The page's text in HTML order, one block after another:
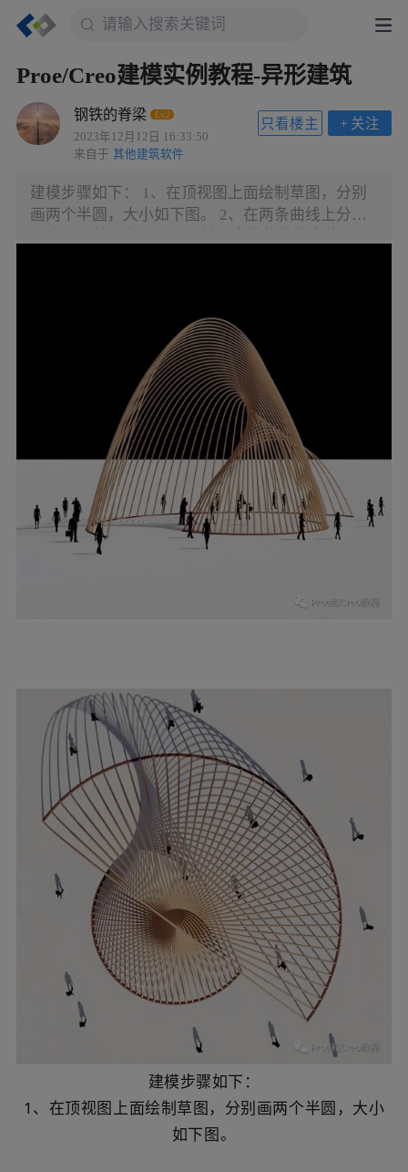
Proe/Creo建模实例教程-异形建筑
钢铁的脊梁 Lv.2
2023年12月12日 16:33:50
来自于 其他建筑软件
+ 关注
只看楼主
建模步骤如下： 1、在顶视图上面绘制草图，分别
画两个半圆，大小如下图。 2、在两条曲线上分别
建模步骤如下：
1、在顶视图上面绘制草图，分别画两个半圆，大小
如下图。